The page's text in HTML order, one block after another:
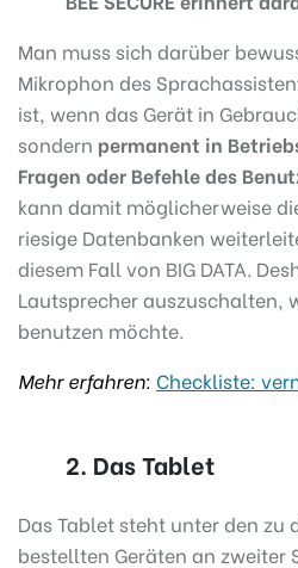
Man muss sich darüber
Mikrophon des
ist, wenn das Gerät in
sondern permanent in
Fragen oder Befehle des
kann damit möglicherweise
riesige Datenbanken
diesem Fall von BIG DATA.
Lautsprecher auszuschalten,
benutzen möchte.
Mehr erfahren: Checkliste:
2. Das Tablet
Das Tablet steht unter den zu
bestellten Geräten an zweiter